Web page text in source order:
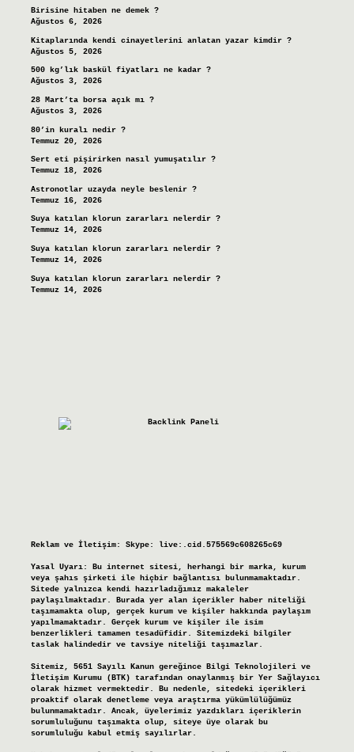
Birisine hitaben ne demek ?
Ağustos 6, 2026
Kitaplarında kendi cinayetlerini anlatan yazar kimdir ?
Ağustos 5, 2026
500 kg’lık baskül fiyatları ne kadar ?
Ağustos 3, 2026
28 Mart’ta borsa açık mı ?
Ağustos 3, 2026
80’in kuralı nedir ?
Temmuz 20, 2026
Sert eti pişirirken nasıl yumuşatılır ?
Temmuz 18, 2026
Astronotlar uzayda neyle beslenir ?
Temmuz 16, 2026
Suya katılan klorun zararları nelerdir ?
Temmuz 14, 2026
Suya katılan klorun zararları nelerdir ?
Temmuz 14, 2026
Suya katılan klorun zararları nelerdir ?
Temmuz 14, 2026
Reklam ve İletişim: Skype: live:.cid.575569c608265c69
Yasal Uyarı:
Bu internet sitesi, herhangi bir marka, kurum
veya şahıs şirketi ile hiçbir bağlantısı bulunmamaktadır.
Sitede yalnızca kendi hazırladığımız makaleler
paylaşılmaktadır. Burada yer alan içerikler haber niteliği
taşımamakta olup, gerçek kurum ve kişiler hakkında paylaşım
yapılmamaktadır. Gerçek kurum ve kişiler ile isim
benzerlikleri tamamen tesadüfidir. Sitemizdeki bilgiler
taslak halindedir ve tavsiye niteliği taşımazlar.
Sitemiz, 5651 Sayılı Kanun gereğince Bilgi Teknolojileri ve
İletişim Kurumu (BTK) tarafından onaylanmış bir Yer Sağlayıcı
olarak hizmet vermektedir. Bu nedenle, sitedeki içerikleri
proaktif olarak denetleme veya araştırma yükümlülüğümüz
bulunmamaktadır. Ancak, üyelerimiz yazdıkları içeriklerin
sorumluluğunu taşımakta olup, siteye üye olarak bu
sorumluluğu kabul etmiş sayılırlar.